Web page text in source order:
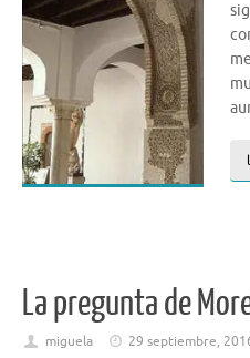
La pregunta de
miguela 29 septiembre,